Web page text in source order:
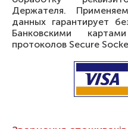
Держателя.
данных гарантирует
Банковскими
протоколов Secure